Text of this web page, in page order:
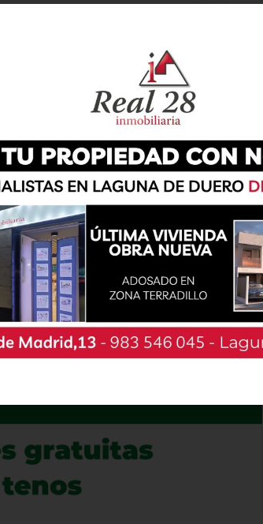
sus pruebas deportiva más esperadas
Carrera Pedestre Popular volvía a
se desarrolló con distintas medidas de
fueron reservadas, si bien
Lo hicieron, en esta ocasión, en
en medio de un dispositivo en el que
del municipio, además de los
Civil. Una vez más, se priorizó
del recorrido, a fin de evitar cualquier
ofrecer un recorrido de diez kilómetros
lagunera, como el canal del Duero o el
finalmente uno de los favoritos, Rubén
absoluto masculino. De esta manera
por tercer año consecutivo, después